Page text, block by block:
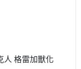
人 格雷加獸化